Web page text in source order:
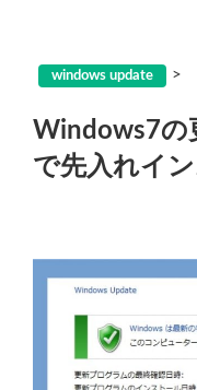
windows update >
Windows7の
で先入れイ